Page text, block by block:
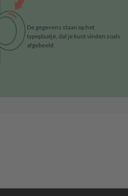
De gegevens staan op het
typeplaatje, dat je kunt vinden zoals
afgebeeld.